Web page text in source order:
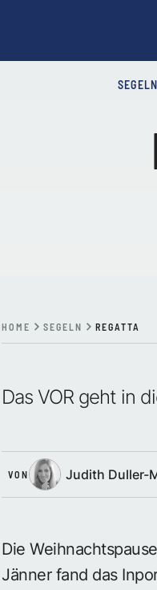
SEGELN
HOME SEGELN REGATTA
Das VOR geht in
VON Judith Duller-
Die
Jänner fand das